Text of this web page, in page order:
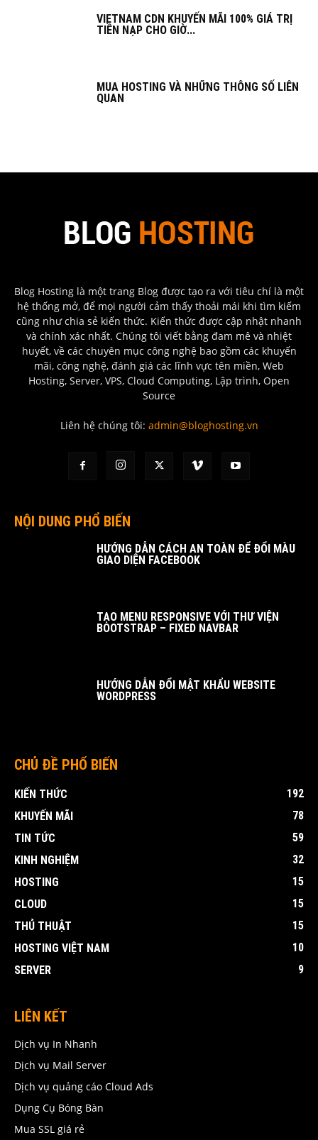
VIETNAM CDN KHUYẾN MÃI 100% GIÁ TRỊ
TIỀN NẠP CHO GIỜ...
MUA HOSTING VÀ NHỮNG THÔNG SỐ LIÊN
QUAN
Blog Hosting là một trang Blog được tạo ra với tiêu chí là một
hệ thống mở, để mọi người cảm thấy thoải mái khi tìm kiếm
cũng như chia sẻ kiến thức. Kiến thức được cập nhật nhanh
và chính xác nhất. Chúng tôi viết bằng đam mê và nhiệt
huyết, về các chuyên mục công nghệ bao gồm các khuyến
mãi, công nghệ, đánh giá các lĩnh vực tên miền, Web
Hosting, Server, VPS, Cloud Computing, Lập trình, Open
Source
Liên hệ chúng tôi: admin@bloghosting.vn
NỘI DUNG PHỔ BIẾN
HƯỚNG DẪN CÁCH AN TOÀN ĐỂ ĐỔI MÀU
GIAO DIỆN FACEBOOK
TẠO MENU RESPONSIVE VỚI THƯ VIỆN
BOOTSTRAP – FIXED NAVBAR
HƯỚNG DẪN ĐỔI MẬT KHẨU WEBSITE
WORDPRESS
CHỦ ĐỀ PHỔ BIẾN
KIẾN THỨC
192
KHUYẾN MÃI
78
TIN TỨC
59
KINH NGHIỆM
32
HOSTING
15
CLOUD
15
THỦ THUẬT
15
HOSTING VIỆT NAM
10
SERVER
9
LIÊN KẾT
Dịch vụ In Nhanh
Dịch vụ Mail Server
Dịch vụ quảng cáo Cloud Ads
Dụng Cụ Bóng Bàn
Mua SSL giá rẻ